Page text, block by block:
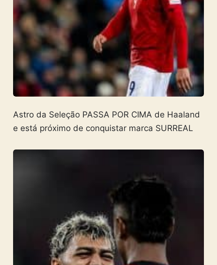
Astro da Seleção PASSA POR CIMA de Haaland
e está próximo de conquistar marca SURREAL